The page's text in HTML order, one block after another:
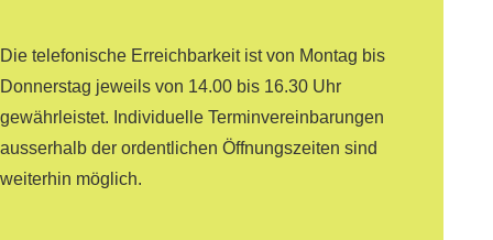
Die telefonische Erreichbarkeit ist von Montag bis
Donnerstag jeweils von 14.00 bis 16.30 Uhr
gewährleistet. Individuelle Terminvereinbarungen
ausserhalb der ordentlichen Öffnungszeiten sind
weiterhin möglich.